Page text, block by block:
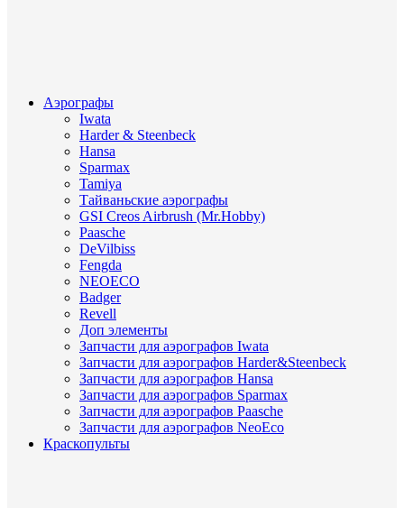
Аэрографы
Iwata
Harder & Steenbeck
Hansa
Sparmax
Tamiya
Тайваньские аэрографы
GSI Creos Airbrush (Mr.Hobby)
Paasche
DeVilbiss
Fengda
NEOECO
Badger
Revell
Доп элементы
Запчасти для аэрографов Iwata
Запчасти для аэрографов Harder&Steenbeck
Запчасти для аэрографов Hansa
Запчасти для аэрографов Sparmax
Запчасти для аэрографов Paasche
Запчасти для аэрографов NeoEco
Краскопульты